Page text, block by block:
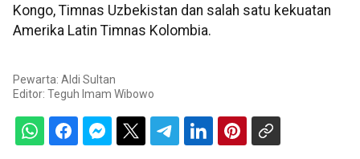
Kongo, Timnas Uzbekistan dan salah satu kekuatan
Amerika Latin Timnas Kolombia.
Pewarta: Aldi Sultan
Editor: Teguh Imam Wibowo